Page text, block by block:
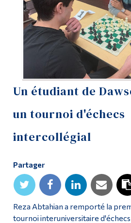
Un étudiant de
un tournoi d'échecs
intercollégial
Partager
Reza Abtahian a remporté la
tournoi interuniversitaire
Menu
Formation
La vie à
Futurs